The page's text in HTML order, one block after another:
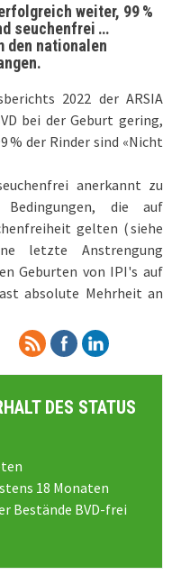
weiter, 99 %
seuchenfrei …
den nationalen
2022 der ARSIA
bei der Geburt gering,
% der Rinder sind «Nicht
anerkannt zu
die auf
gelten ( siehe
letzte Anstrengung
Geburten von IPI's auf
absolute Mehrheit an
DES STATUS
18 Monaten
Bestände BVD-frei